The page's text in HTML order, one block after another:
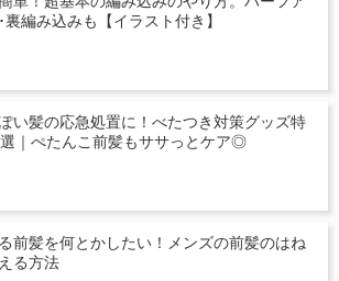
裏編み込みも【イラスト付き】
い髪の応急処置に！べたつき対策グッズ特
｜ぺたんこ前髪もササっとケア◎
前髪を何とかしたい！メンズの前髪のはね
る方法